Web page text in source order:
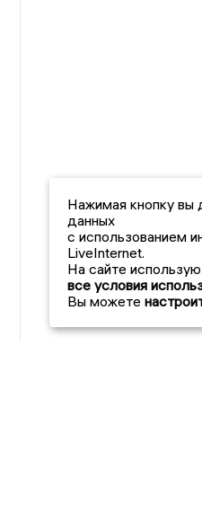
Нажимая кнопку вы
данных
с использованием
LiveInternet.
На сайте
все условия
Вы можете